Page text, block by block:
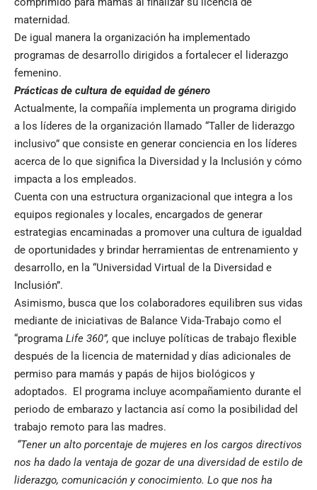
maternidad.
De igual manera la organización ha implementado
programas de desarrollo dirigidos a fortalecer el liderazgo
femenino.
Prácticas de cultura de equidad de género
Actualmente, la compañía implementa un programa dirigido
a los líderes de la organización llamado “Taller de liderazgo
inclusivo” que consiste en generar conciencia en los líderes
acerca de lo que significa la Diversidad y la Inclusión y cómo
impacta a los empleados.
Cuenta con una estructura organizacional que integra a los
equipos regionales y locales, encargados de generar
estrategias encaminadas a promover una cultura de igualdad
de oportunidades y brindar herramientas de entrenamiento y
desarrollo, en la “Universidad Virtual de la Diversidad e
Inclusión”.
Asimismo, busca que los colaboradores equilibren sus vidas
mediante de iniciativas de Balance Vida-Trabajo como el
“programa Life 360”, que incluye políticas de trabajo flexible
después de la licencia de maternidad y días adicionales de
permiso para mamás y papás de hijos biológicos y
adoptados. El programa incluye acompañamiento durante el
periodo de embarazo y lactancia así como la posibilidad del
trabajo remoto para las madres.
“Tener un alto porcentaje de mujeres en los cargos directivos
nos ha dado la ventaja de gozar de una diversidad de estilo de
liderazgo, comunicación y conocimiento. Lo que nos ha